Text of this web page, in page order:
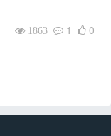
1863 1 0